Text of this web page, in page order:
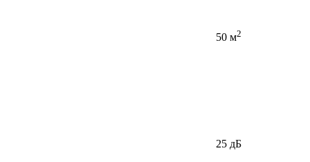
50 м2
25 дБ